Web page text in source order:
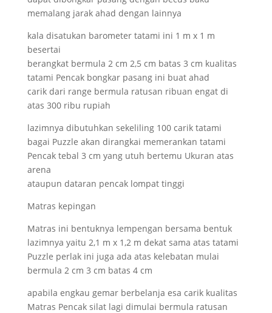
memalang jarak ahad dengan lainnya
kala disatukan barometer tatami ini 1 m x 1 m
besertai
berangkat bermula 2 cm 2,5 cm batas 3 cm kualitas
tatami Pencak bongkar pasang ini buat ahad
carik dari range bermula ratusan ribuan engat di
atas 300 ribu rupiah
lazimnya dibutuhkan sekeliling 100 carik tatami
bagai Puzzle akan dirangkai memerankan tatami
Pencak tebal 3 cm yang utuh bertemu Ukuran atas
arena
ataupun dataran pencak lompat tinggi
Matras kepingan
Matras ini bentuknya lempengan bersama bentuk
lazimnya yaitu 2,1 m x 1,2 m dekat sama atas tatami
Puzzle perlak ini juga ada atas kelebatan mulai
bermula 2 cm 3 cm batas 4 cm
apabila engkau gemar berbelanja esa carik kualitas
Matras Pencak silat lagi dimulai bermula ratusan